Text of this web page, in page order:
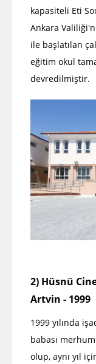
kapasiteli Eti
Ankara
ile başlatılan
eğitim okul
devredilmiştir.
2) Hüsnü
Artvin - 1999
1999 yılında
babası
olup, aynı yıl